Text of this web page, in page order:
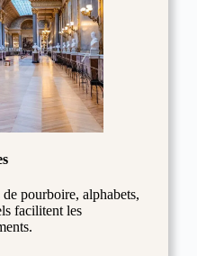
pourboire, alphabets,
facilitent les